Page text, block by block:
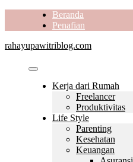
Beranda
Penafian
rahayupawitriblog.com
Kerja dari Rumah
Freelancer
Produktivitas
Life Style
Parenting
Kesehatan
Keuangan